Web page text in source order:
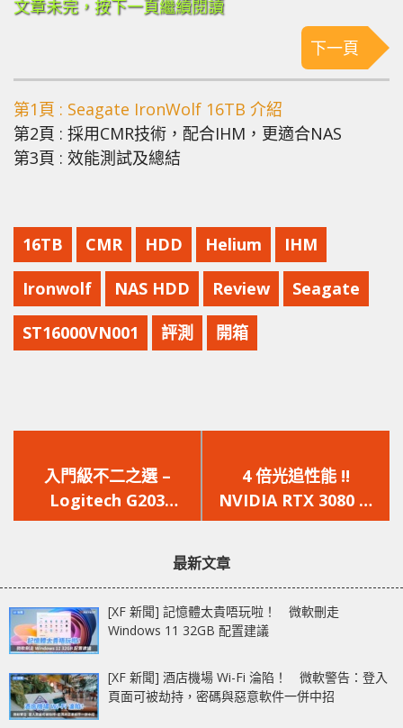
文章未完，按下一頁繼續閱讀
下一頁
第1頁 : Seagate IronWolf 16TB 介紹
第2頁 : 採用CMR技術，配合IHM，更適合NAS
第3頁 : 效能測試及總結
16TB CMR HDD Helium IHM
Ironwolf NAS HDD Review Seagate
ST16000VN001 評測 開箱
一
篇
文
入門級不二之選 –
Logitech G203
LIGHTSYNC，高顏
一
篇
文
4 倍光追性能 !!
NVIDIA RTX 3080 Ti
顯示卡揭秘
最新文章
[XF 新聞] 記憶體太貴唔玩啦！ 微軟刪走
Windows 11 32GB 配置建議
[XF 新聞] 酒店機場 Wi-Fi 淪陷！ 微軟警告：登入
頁面可被劫持，密碼與惡意軟件一併中招